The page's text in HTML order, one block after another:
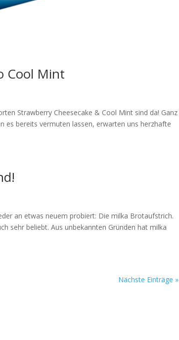
Cool Mint
Strawberry Cheesecake & Cool Mint sind da! Ganz
es bereits vermuten lassen, erwarten uns herzhafte
an etwas neuem probiert: Die milka Brotaufstrich.
sehr beliebt. Aus unbekannten Gründen hat milka
Nächste Einträge »